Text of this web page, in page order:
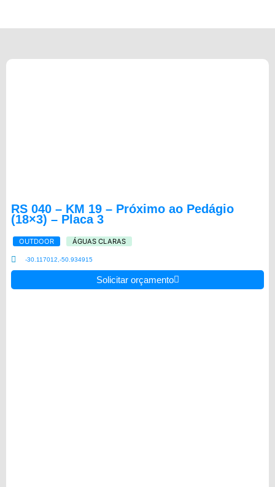
RS 040 – KM 19 – Próximo ao Pedágio
(18×3) – Placa 3
OUTDOOR ÁGUAS CLARAS
-30.117012,-50.934915
Solicitar orçamento